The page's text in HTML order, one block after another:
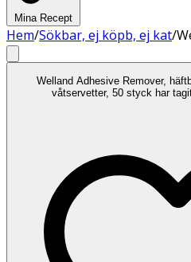
Mina Recept
Hem/Sökbar, ej köpb, ej kat/
Welland Adhesive Remover,
våtservetter, 50 styck har